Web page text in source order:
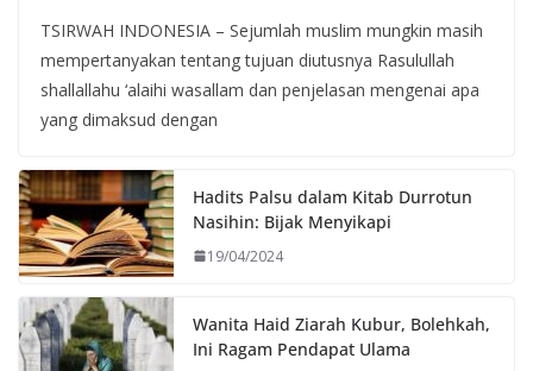
TSIRWAH INDONESIA – Sejumlah muslim mungkin masih
mempertanyakan tentang tujuan diutusnya Rasulullah
shallallahu ‘alaihi wasallam dan penjelasan mengenai apa
yang dimaksud dengan
Hadits Palsu dalam Kitab Durrotun
Nasihin: Bijak Menyikapi
19/04/2024
Wanita Haid Ziarah Kubur, Bolehkah,
Ini Ragam Pendapat Ulama